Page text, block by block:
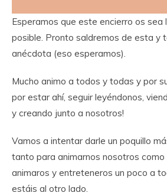
Esperamos que este encierro os sea
posible. Pronto saldremos de esta y
anécdota (eso esperamos).
Mucho animo a todos y todas y por
por estar ahí, seguir leyéndonos,
y creando junto a nosotros!
Vamos a intentar darle un poquillo
tanto para animarnos nosotros
animaros y entreteneros un poco a
estáis al otro lado.